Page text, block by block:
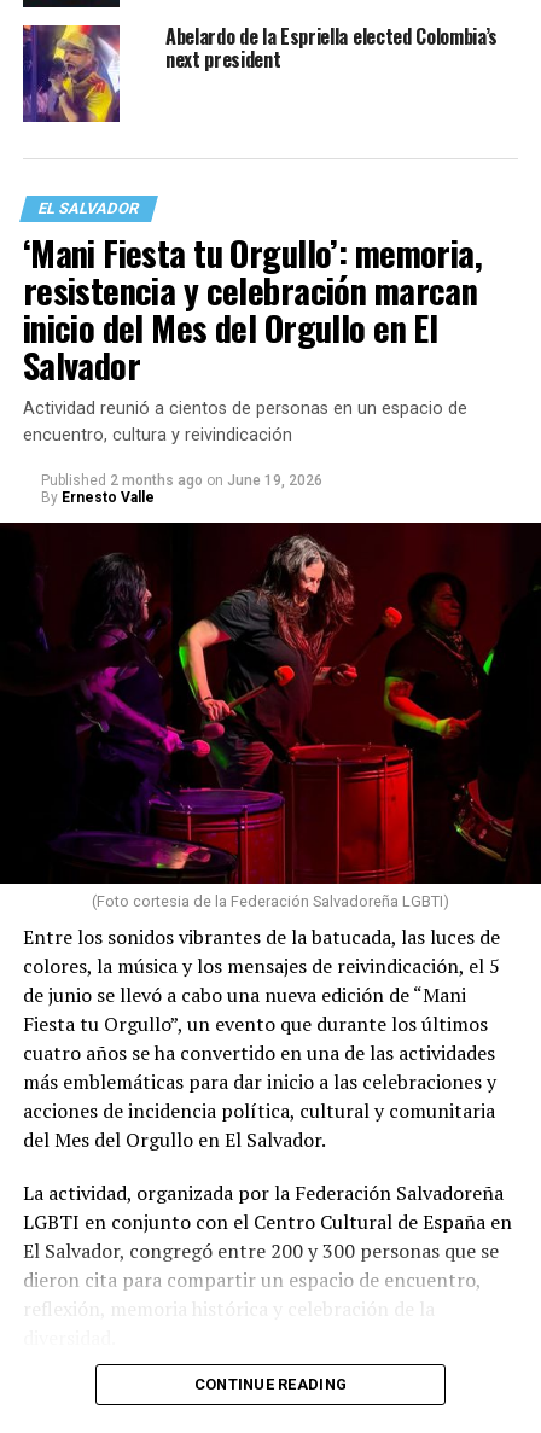
Abelardo de la Espriella elected Colombia’s
next president
EL SALVADOR
‘Mani Fiesta tu Orgullo’: memoria,
resistencia y celebración marcan
inicio del Mes del Orgullo en El
Salvador
Actividad reunió a cientos de personas en un espacio de
encuentro, cultura y reivindicación
Published 2 months ago on June 19, 2026
By Ernesto Valle
(Foto cortesia de la Federación Salvadoreña LGBTI)
Entre los sonidos vibrantes de la batucada, las luces de
colores, la música y los mensajes de reivindicación, el 5
de junio se llevó a cabo una nueva edición de “Mani
Fiesta tu Orgullo”, un evento que durante los últimos
cuatro años se ha convertido en una de las actividades
más emblemáticas para dar inicio a las celebraciones y
acciones de incidencia política, cultural y comunitaria
del Mes del Orgullo en El Salvador.
La actividad, organizada por la Federación Salvadoreña
LGBTI en conjunto con el Centro Cultural de España en
El Salvador, congregó entre 200 y 300 personas que se
dieron cita para compartir un espacio de encuentro,
reflexión, memoria histórica y celebración de la
Desde las 7 p.m. y hasta las 10 p.m., el recinto se
CONTINUE READING